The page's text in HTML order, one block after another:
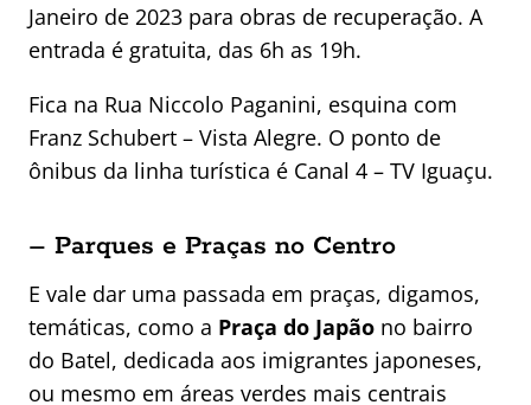
Janeiro de 2023 para obras de recuperação. A
entrada é gratuita, das 6h as 19h.
Fica na Rua Niccolo Paganini, esquina com
Franz Schubert – Vista Alegre. O ponto de
ônibus da linha turística é Canal 4 – TV Iguaçu.
– Parques e Praças no Centro
E vale dar uma passada em praças, digamos,
temáticas, como a Praça do Japão no bairro
do Batel, dedicada aos imigrantes japoneses,
ou mesmo em áreas verdes mais centrais